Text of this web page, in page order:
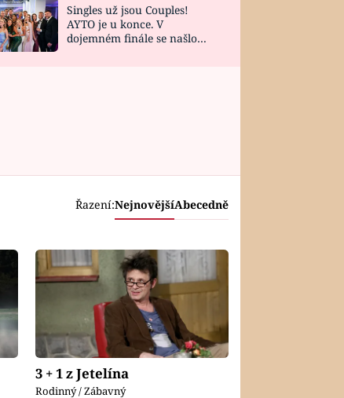
Singles už jsou Couples!
AYTO je u konce. V
dojemném finále se našlo
Řazení:NejnovějšíAbecedně
3 + 1 z Jetelína
Rodinný / Zábavný